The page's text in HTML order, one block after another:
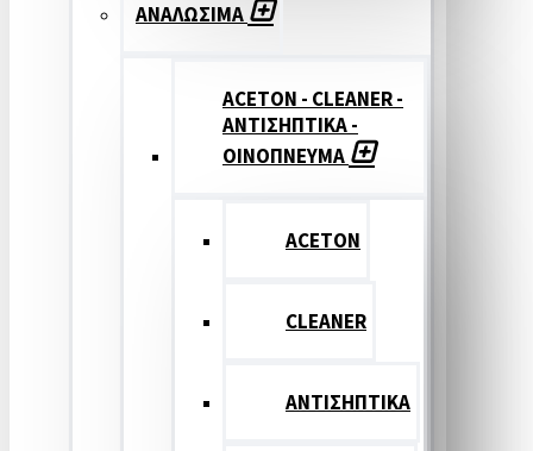
ΑΝΑΛΩΣΙΜΑ
ACETON - CLEANER -
ΑΝΤΙΣΗΠΤΙΚΑ -
ΟΙΝΟΠΝΕΥΜΑ
ACETON
CLEANER
ΑΝΤΙΣΗΠΤΙΚΑ